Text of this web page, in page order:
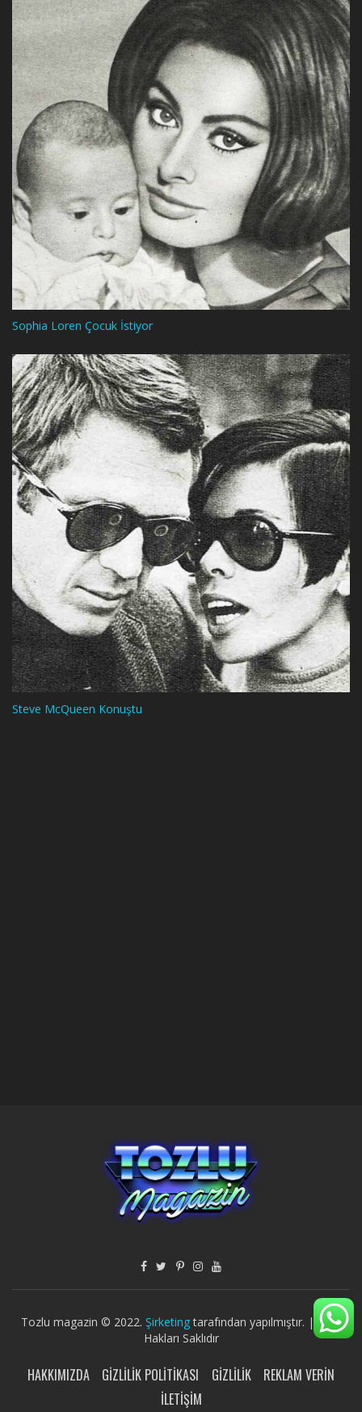
Sophia Loren Çocuk İstiyor
Steve McQueen Konuştu
Tozlu magazin © 2022. Şirketingtarafından yapılmıştır. | Tüm
Hakları Saklıdır
HAKKIMIZDA GIZLILIK POLITIKASI GIZLILIK
REKLAM VERIN
İLETIŞIM